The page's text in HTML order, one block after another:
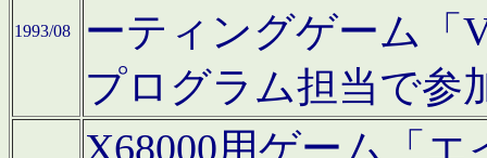
1993/08
ーティングゲーム「
プログラム担当で参
X68000用ゲーム「